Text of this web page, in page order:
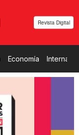
Revista Digital
Economía